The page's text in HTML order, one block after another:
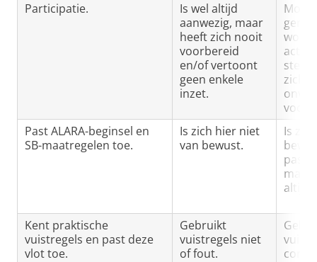
Participatie.
Is wel altijd
aanwezig, maar
heeft zich nooit
voorbereid
en/of vertoont
geen enkele
inzet.
Moet
zich
Past ALARA-beginsel en
SB-maatregelen toe.
Is zich hier niet
van bewust.
Is
past
altijd
Kent praktische
vuistregels en past deze
vlot toe.
Gebruikt
vuistregels niet
of fout.